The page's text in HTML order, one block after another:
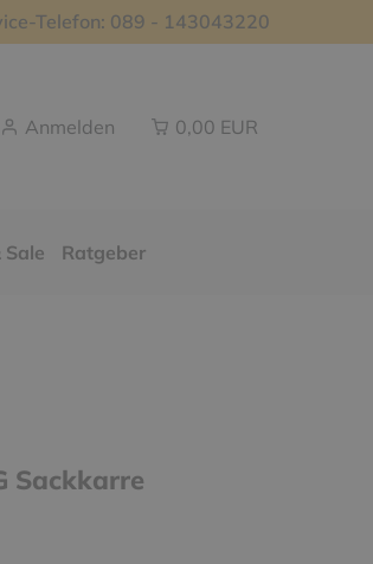
Telefon: 089 - 143043220
Anmelden 0,00 EUR
Ratgeber
Sackkarre